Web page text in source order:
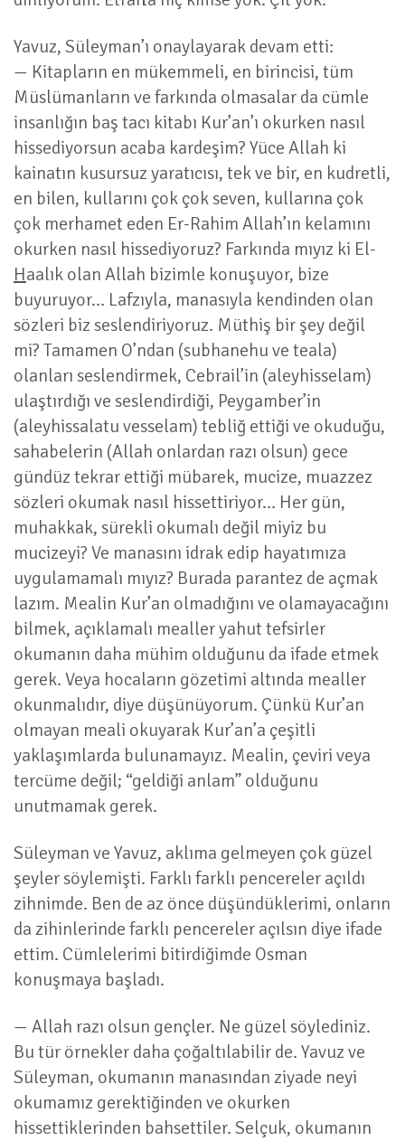
Yavuz, Süleyman’ı onaylayarak devam etti:
— Kitapların en mükemmeli, en birincisi, tüm
Müslümanların ve farkında olmasalar da cümle
insanlığın baş tacı kitabı Kur’an’ı okurken nasıl
hissediyorsun acaba kardeşim? Yüce Allah ki
kainatın kusursuz yaratıcısı, tek ve bir, en kudretli,
en bilen, kullarını çok çok seven, kullarına çok
çok merhamet eden Er-Rahim Allah’ın kelamını
okurken nasıl hissediyoruz? Farkında mıyız ki El-
Haalık olan Allah bizimle konuşuyor, bize
buyuruyor… Lafzıyla, manasıyla kendinden olan
sözleri biz seslendiriyoruz. Müthiş bir şey değil
mi? Tamamen O’ndan (subhanehu ve teala)
olanları seslendirmek, Cebrail’in (aleyhisselam)
ulaştırdığı ve seslendirdiği, Peygamber’in
(aleyhissalatu vesselam) tebliğ ettiği ve okuduğu,
sahabelerin (Allah onlardan razı olsun) gece
gündüz tekrar ettiği mübarek, mucize, muazzez
sözleri okumak nasıl hissettiriyor… Her gün,
muhakkak, sürekli okumalı değil miyiz bu
mucizeyi? Ve manasını idrak edip hayatımıza
uygulamamalı mıyız? Burada parantez de açmak
lazım. Mealin Kur’an olmadığını ve olamayacağını
bilmek, açıklamalı mealler yahut tefsirler
okumanın daha mühim olduğunu da ifade etmek
gerek. Veya hocaların gözetimi altında mealler
okunmalıdır, diye düşünüyorum. Çünkü Kur’an
olmayan meali okuyarak Kur’an’a çeşitli
yaklaşımlarda bulunamayız. Mealin, çeviri veya
tercüme değil; “geldiği anlam” olduğunu
unutmamak gerek.
Süleyman ve Yavuz, aklıma gelmeyen çok güzel
şeyler söylemişti. Farklı farklı pencereler açıldı
zihnimde. Ben de az önce düşündüklerimi, onların
da zihinlerinde farklı pencereler açılsın diye ifade
ettim. Cümlelerimi bitirdiğimde Osman
konuşmaya başladı.
— Allah razı olsun gençler. Ne güzel söylediniz.
Bu tür örnekler daha çoğaltılabilir de. Yavuz ve
Süleyman, okumanın manasından ziyade neyi
okumamız gerektiğinden ve okurken
hissettiklerinden bahsettiler. Selçuk, okumanın